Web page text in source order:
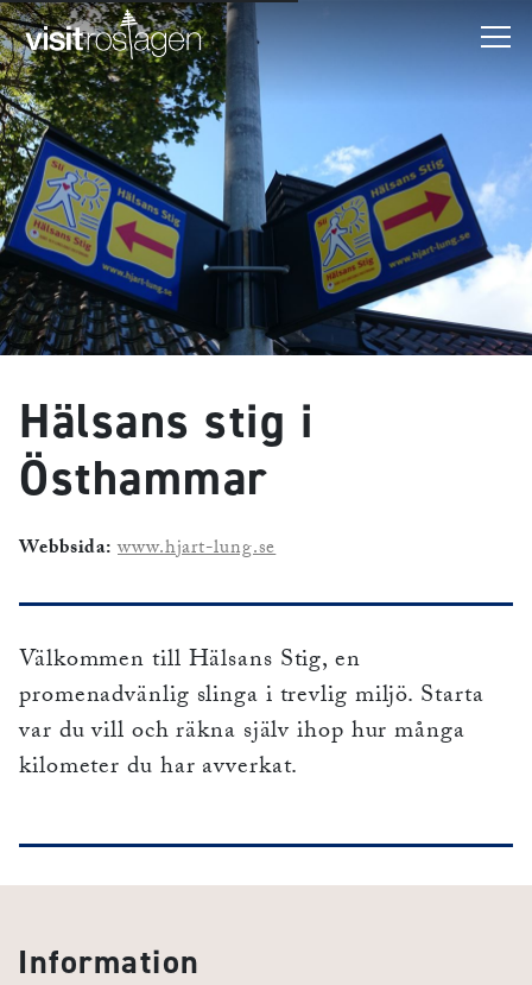
Hälsans stig i
Östhammar
Webbsida: www.hjart-lung.se
Välkommen till Hälsans Stig, en
promenadvänlig slinga i trevlig miljö. Starta
var du vill och räkna själv ihop hur många
kilometer du har avverkat.
Information